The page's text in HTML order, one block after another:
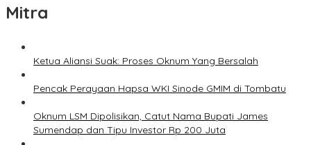
Mitra
Ketua Aliansi Suak: Proses Oknum Yang Bersalah
Pencak Perayaan Hapsa WKI Sinode GMIM di Tombatu
Oknum LSM Dipolisikan, Catut Nama Bupati James
Sumendap dan Tipu Investor Rp 200 Juta